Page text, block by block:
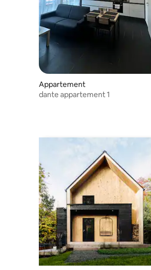
Appartement
dante appartement 1